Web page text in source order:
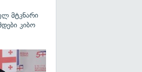
მტკნარი
კიბო